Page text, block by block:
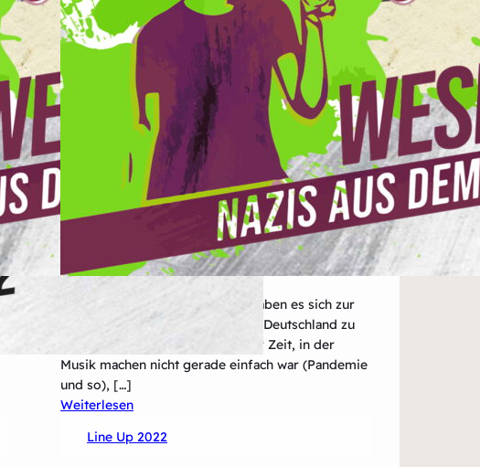
Kings&Hurricanes aus Münster haben es sich zur
Aufgabe gemacht, Pop-Punk aus Deutschland zu
einem „Ding“ zu machen. In einer Zeit, in der
Musik machen nicht gerade einfach war (Pandemie
und so), […]
Weiterlesen:
Line Up 2022